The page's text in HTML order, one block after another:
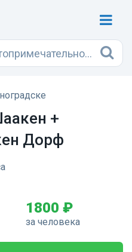
+
Дорф
1800 ₽
за человека